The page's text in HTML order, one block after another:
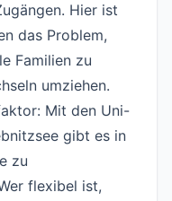
Hier ist
das Problem,
Familien zu
umziehen.
Mit den Uni-
gibt es in
zu
flexibel ist,